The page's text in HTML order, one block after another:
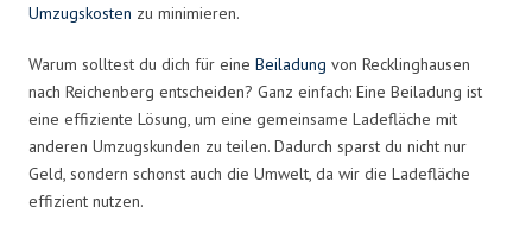
Umzugskosten zu minimieren.
Warum solltest du dich für eine Beiladung von Recklinghausen
nach Reichenberg entscheiden? Ganz einfach: Eine Beiladung ist
eine effiziente Lösung, um eine gemeinsame Ladefläche mit
anderen Umzugskunden zu teilen. Dadurch sparst du nicht nur
Geld, sondern schonst auch die Umwelt, da wir die Ladefläche
effizient nutzen.